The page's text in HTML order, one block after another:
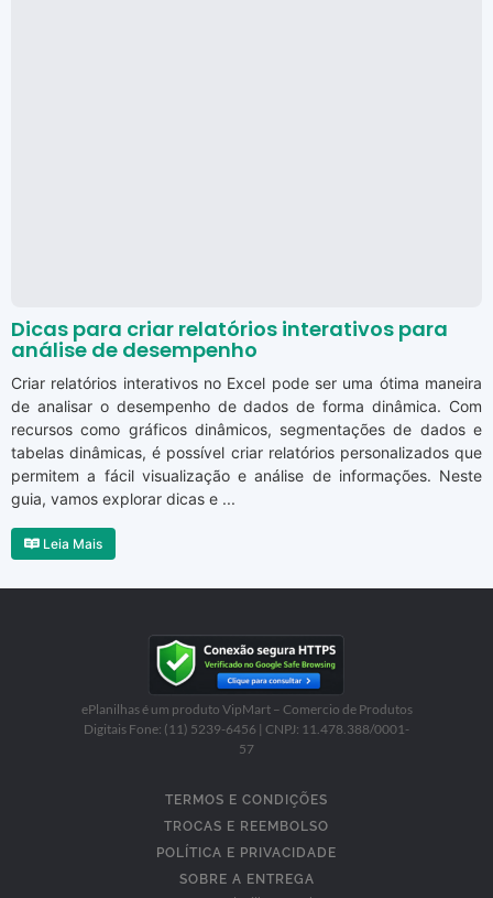
Dicas para criar relatórios interativos para
análise de desempenho
Criar relatórios interativos no Excel pode ser uma ótima maneira
de analisar o desempenho de dados de forma dinâmica. Com
recursos como gráficos dinâmicos, segmentações de dados e
tabelas dinâmicas, é possível criar relatórios personalizados que
permitem a fácil visualização e análise de informações. Neste
guia, vamos explorar dicas e ...
Leia Mais
ePlanilhas é um produto VipMart – Comercio de Produtos
Digitais Fone: (11) 5239-6456 | CNPJ: 11.478.388/0001-
57
TERMOS E CONDIÇÕES
TROCAS E REEMBOLSO
POLÍTICA E PRIVACIDADE
SOBRE A ENTREGA